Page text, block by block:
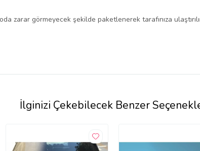
zarar görmeyecek şekilde paketlenerek tarafınıza
İlginizi Çekebilecek Benzer